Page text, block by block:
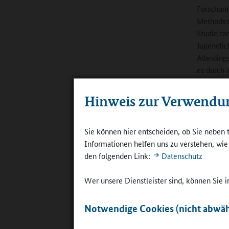
Hinweis zur
Sie können hier entscheiden, ob Sie
Informationen helfen uns zu verstehen,
den folgenden Link:
Datenschutz
Wer unsere Dienstleister sind, können Sie
Notwendige Cookies (nicht
Studie
es durch
denen
erhöhen.
aus